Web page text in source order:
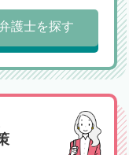
護士を探す